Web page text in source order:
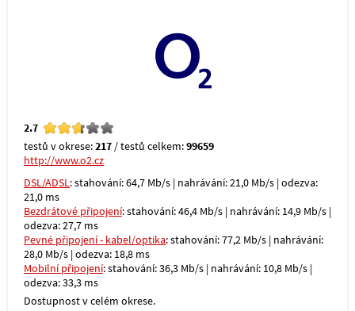
2.7
testů v okrese:217 / testů celkem:99659
http://www.o2.cz
DSL/ADSL: stahování: 64,7 Mb/s | nahrávání: 21,0 Mb/s | odezva:
21,0 ms
Bezdrátové připojení: stahování: 46,4 Mb/s | nahrávání: 14,9 Mb/s |
odezva: 27,7 ms
Pevné připojení - kabel/optika: stahování: 77,2 Mb/s | nahrávání:
28,0 Mb/s | odezva: 18,8 ms
Mobilní připojení: stahování: 36,3 Mb/s | nahrávání: 10,8 Mb/s |
odezva: 33,3 ms
Dostupnost v celém okrese.